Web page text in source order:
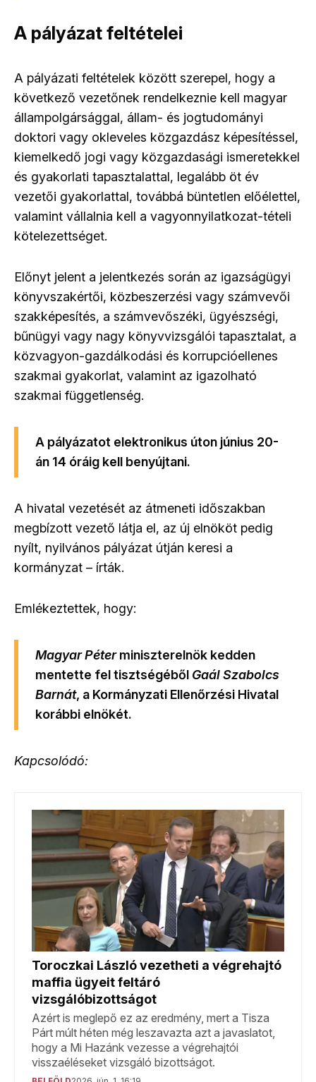
A pályázat feltételei
A pályázati feltételek között szerepel, hogy a
következő vezetőnek rendelkeznie kell magyar
állampolgársággal, állam- és jogtudományi
doktori vagy okleveles közgazdász képesítéssel,
kiemelkedő jogi vagy közgazdasági ismeretekkel
és gyakorlati tapasztalattal, legalább öt év
vezetői gyakorlattal, továbbá büntetlen előélettel,
valamint vállalnia kell a vagyonnyilatkozat-tételi
kötelezettséget.
Előnyt jelent a jelentkezés során az igazságügyi
könyvszakértői, közbeszerzési vagy számvevői
szakképesítés, a számvevőszéki, ügyészségi,
bűnügyi vagy nagy könyvvizsgálói tapasztalat, a
közvagyon-gazdálkodási és korrupcióellenes
szakmai gyakorlat, valamint az igazolható
szakmai függetlenség.
A pályázatot elektronikus úton június 20-
án 14 óráig kell benyújtani.
A hivatal vezetését az átmeneti időszakban
megbízott vezető látja el, az új elnököt pedig
nyílt, nyilvános pályázat útján keresi a
kormányzat – írták.
Emlékeztettek, hogy:
Magyar Péterminiszterelnök kedden
mentette fel tisztségéből Gaál Szabolcs
Barnát, a Kormányzati Ellenőrzési Hivatal
korábbi elnökét.
Kapcsolódó: